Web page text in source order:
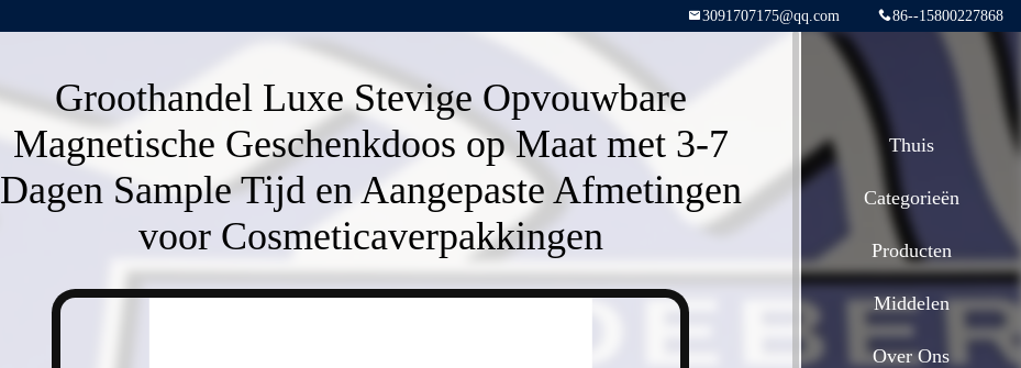
86--15800227868
3091707175@qq.com
Groothandel Luxe Stevige Opvouwbare
Magnetische Geschenkdoos op Maat met 3-7
Dagen Sample Tijd en Aangepaste Afmetingen
voor Cosmeticaverpakkingen
Thuis
Categorieën
Producten
Middelen
Over Ons